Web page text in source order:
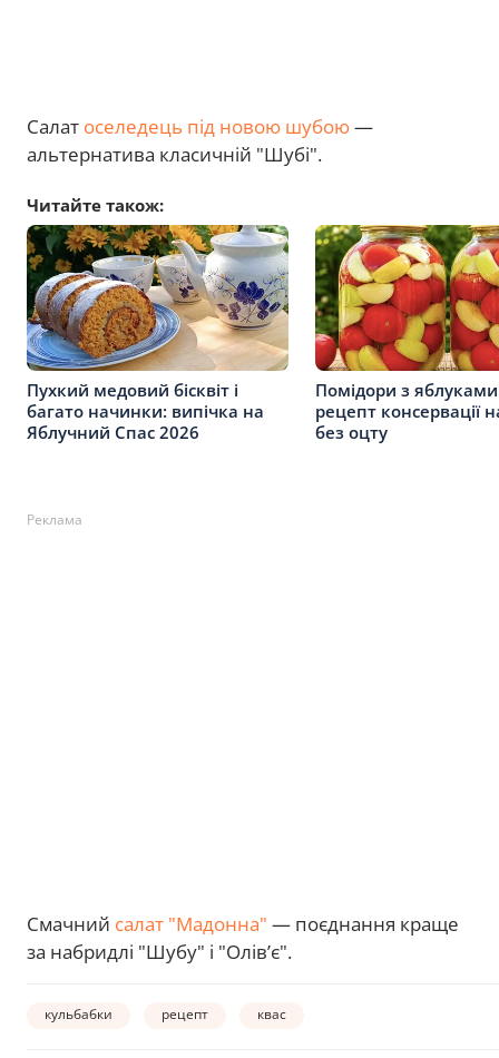
Салат оселедець під новою шубою—
альтернатива класичній "Шубі".
Читайте також:
Пухкий медовий бісквіт і
багато начинки: випічка на
Яблучний Спас 2026
Помідори з
рецепт консервації
без оцту
Реклама
Смачний салат "Мадонна" — поєднання краще
за набридлі "Шубу" і "Олівʼє".
кульбабки рецепт квас